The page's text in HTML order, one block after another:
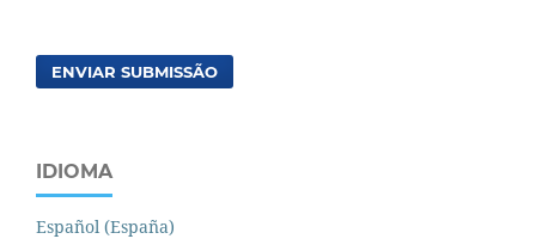
ENVIAR SUBMISSÃO
IDIOMA
Español (España)